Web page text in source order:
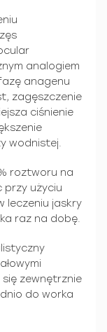
analogiem
anagenu
zagęszczenie
ciśnienie
wodnistej.
roztworu na
przy użyciu
leczeniu jaskry
raz na dobę.
zewnętrznie
do worka